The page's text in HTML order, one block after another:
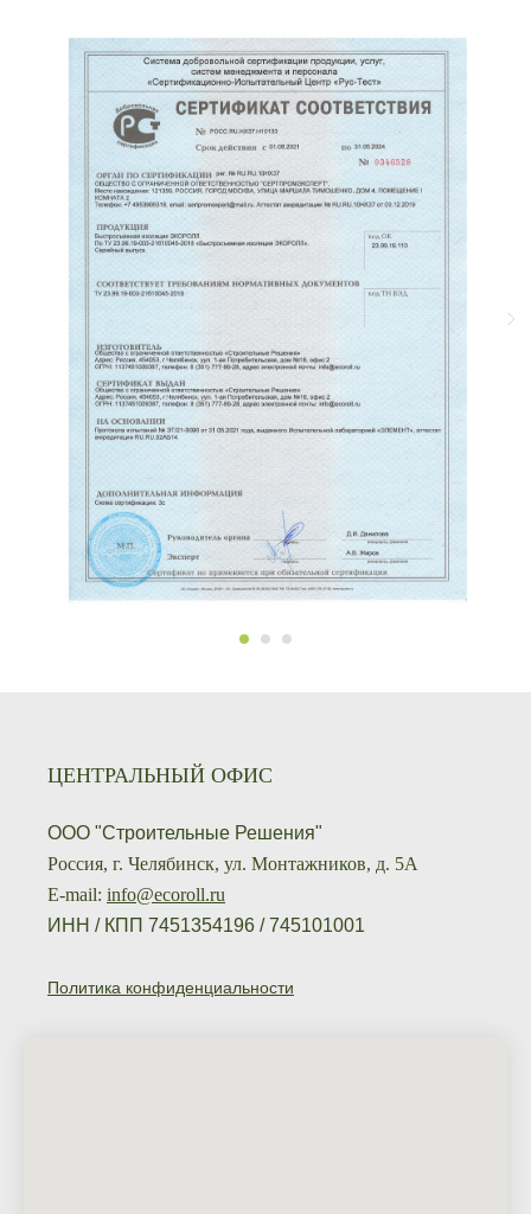
ЦЕНТРАЛЬНЫЙ ОФИС
ООО "Строительные Решения"
Россия, г. Челябинск, ул. Монтажников, д. 5А
E-mail: info@ecoroll.ru
ИНН / КПП 7451354196 / 745101001
Политика конфиденциальности